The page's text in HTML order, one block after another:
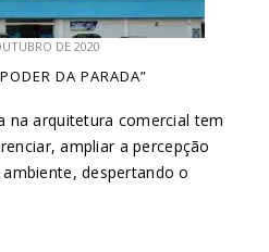
DE 2020
DA PARADA”
na arquitetura comercial tem
ampliar a percepção
despertando o